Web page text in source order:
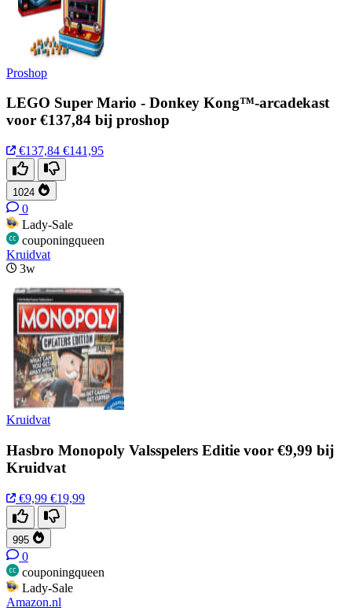
Proshop
LEGO Super Mario - Donkey Kong™-arcadekast
voor €137,84 bij proshop
€137,84 €141,95
1024
0
Lady-Sale
couponingqueen
Kruidvat
3w
Kruidvat
Hasbro Monopoly Valsspelers Editie voor €9,99 bij
Kruidvat
€9,99 €19,99
995
0
couponingqueen
Lady-Sale
Amazon.nl